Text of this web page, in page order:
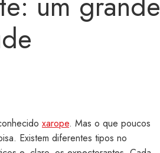
xarope. Mas o que poucos
Existem diferentes tipos no